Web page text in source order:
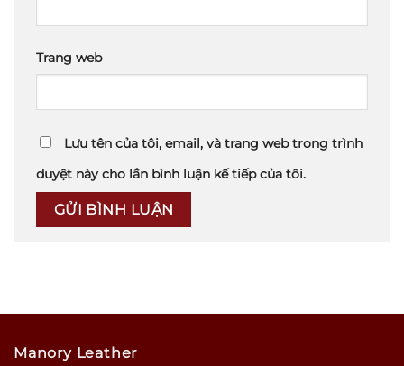
Trang web
Lưu tên của tôi, email, và trang web trong trình
duyệt này cho lần bình luận kế tiếp của tôi.
Manory Leather